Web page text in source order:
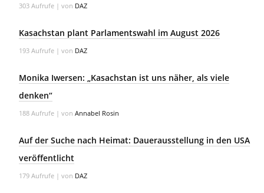
303 Aufrufe | von DAZ
Kasachstan plant Parlamentswahl im August 2026
193 Aufrufe | von DAZ
Monika Iwersen: „Kasachstan ist uns näher, als viele
denken“
188 Aufrufe | von Annabel Rosin
Auf der Suche nach Heimat: Dauerausstellung in den USA
veröffentlicht
179 Aufrufe | von DAZ